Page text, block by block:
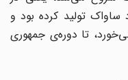
تولید کرده بود و
تا دوره‌ی جمهوری